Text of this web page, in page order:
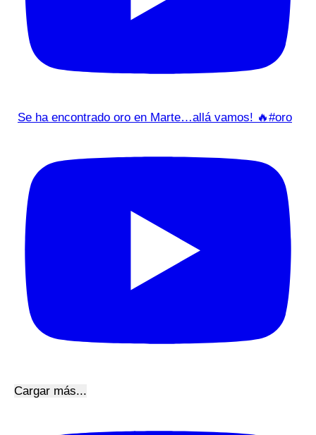
Se ha encontrado oro en Marte…allá vamos! 🔥#oro
Cargar más...